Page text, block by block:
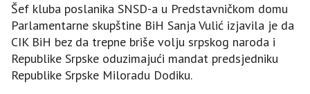
Šef kluba poslanika SNSD-a u Predstavničkom domu
Parlamentarne skupštine BiH Sanja Vulić izjavila je da
CIK BiH bez da trepne briše volju srpskog naroda i
Republike Srpske oduzimajući mandat predsjedniku
Republike Srpske Miloradu Dodiku.